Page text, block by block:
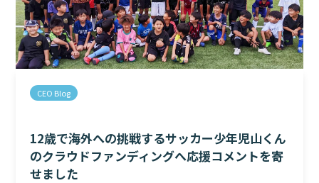
CEO Blog
12歳で海外への挑戦するサッカー少年児山くん
のクラウドファンディングへ応援コメントを寄
せました